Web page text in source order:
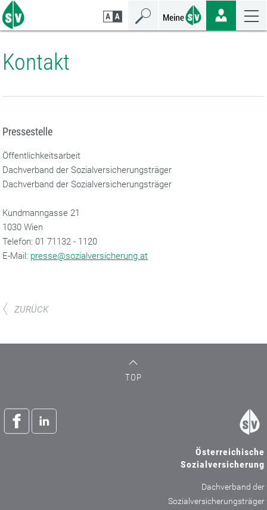
Zum
Seiteninhalt
springen
Zur
Navigation
springen
Zur
Mobilen
Navigation
springen
Kontakt
Pressestelle
Öffentlichkeitsarbeit
Dachverband der Sozialversicherungsträger
Dachverband der Sozialversicherungsträger
Kundmanngasse 21
1030 Wien
‌Telefon: 01 71132 - 1120
‌E-Mail: presse@sozialversicherung.at
ZURÜCK
TOP
Österreichische
Sozialversicherung
Dachverband der
Sozialversicherungsträger